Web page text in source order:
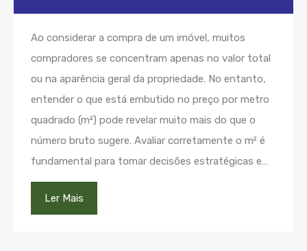
Ao considerar a compra de um imóvel, muitos
compradores se concentram apenas no valor total
ou na aparência geral da propriedade. No entanto,
entender o que está embutido no preço por metro
quadrado (m²) pode revelar muito mais do que o
número bruto sugere. Avaliar corretamente o m² é
fundamental para tomar decisões estratégicas e…
Ler Mais